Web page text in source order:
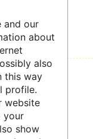
et
and our
about
also
this way
profile.
website
your
show